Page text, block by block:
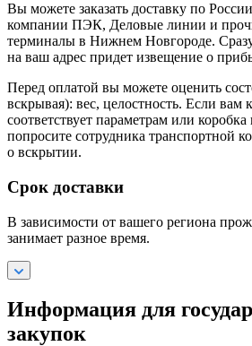
Вы можете заказать доставку по
компании ПЭК, Деловые линии и
терминалы в Нижнем Новгороде.
на ваш адрес придет извещение о
Перед оплатой вы можете оценить
вскрывая): вес, целостность. Если вам
соответствует параметрам или
попросите сотрудника транспортной
о вскрытии.
Срок доставки
В зависимости от вашего региона
занимает разное время.
Информация для
закупок